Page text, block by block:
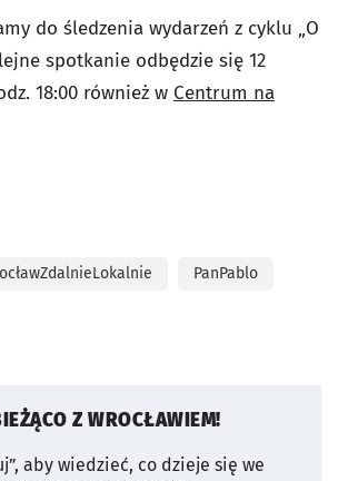
do śledzenia wydarzeń z cyklu „O
spotkanie odbędzie się 12
18:00 również w Centrum na
PanPablo
Z WROCŁAWIEM!
aby wiedzieć, co dzieje się we